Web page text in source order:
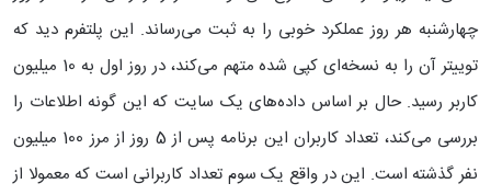
چهارشنبه هر روز عملکرد خوبی را به ثبت می‌رساند. این پلتفرم دید که
توییتر آن را به نسخه‌ای کپی شده متهم می‌کند، در روز اول به 10 میلیون
کاربر رسید. حال بر اساس داده‌های یک سایت که این گونه اطلاعات را
بررسی می‌کند، تعداد کاربران این برنامه پس از 5 روز از مرز 100 میلیون
نفر گذشته است. این در واقع یک سوم تعداد کاربرانی است که معمولا از